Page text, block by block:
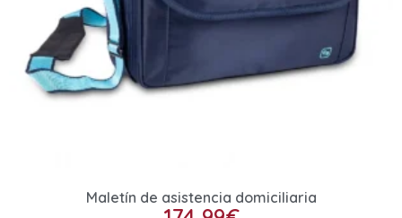
Maletín de asistencia domiciliaria